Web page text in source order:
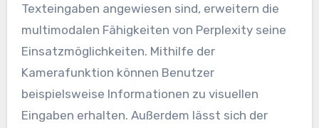
Texteingaben angewiesen sind, erweitern die
multimodalen Fähigkeiten von Perplexity seine
Einsatzmöglichkeiten. Mithilfe der
Kamerafunktion können Benutzer
beispielsweise Informationen zu visuellen
Eingaben erhalten. Außerdem lässt sich der